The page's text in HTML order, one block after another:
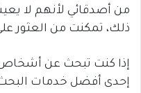
من أصدقائي لأنهم لا
ذلك، تمكنت من العثور
إذا كنت تبحث عن أشخاص
إحدى أفضل خدمات